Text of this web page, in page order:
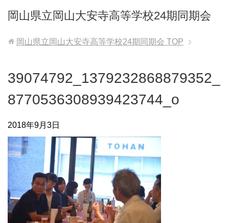
岡山県立岡山大安寺高等学校24期同期会
岡山県立岡山大安寺高等学校24期同期会 TOP
39074792_1379232868879352_
8770536308939423744_o
2018年9月3日